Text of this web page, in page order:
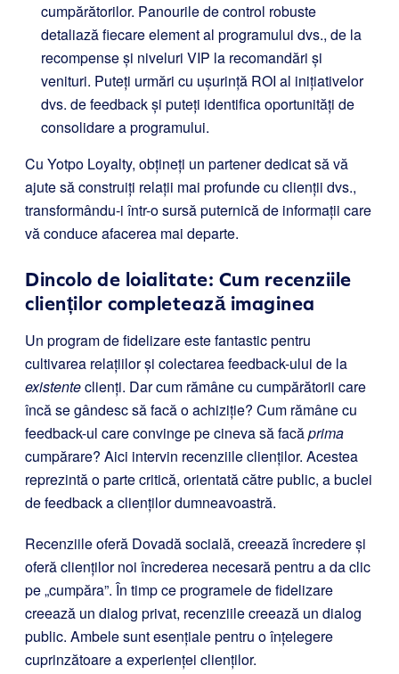
cumpărătorilor. Panourile de control robuste
detaliază fiecare element al programului dvs., de la
recompense și niveluri VIP la recomandări și
venituri. Puteți urmări cu ușurință ROI al inițiativelor
dvs. de feedback și puteți identifica oportunități de
consolidare a programului.
Cu Yotpo Loyalty, obțineți un partener dedicat să vă
ajute să construiți relații mai profunde cu clienții dvs.,
transformându-i într-o sursă puternică de informații care
vă conduce afacerea mai departe.
Dincolo de loialitate: Cum recenziile
clienților completează imaginea
Un program de fidelizare este fantastic pentru
cultivarea relațiilor și colectarea feedback-ului de la
existenteclienți. Dar cum rămâne cu cumpărătorii care
încă se gândesc să facă o achiziție? Cum rămâne cu
feedback-ul care convinge pe cineva să facăprima
cumpărare? Aici intervin recenziile clienților. Acestea
reprezintă o parte critică, orientată către public, a buclei
de feedback a clienților dumneavoastră.
Recenziile oferă Dovadă socială, creează încredere și
oferă clienților noi încrederea necesară pentru a da clic
pe „cumpăra”. În timp ce programele de fidelizare
creează un dialog privat, recenziile creează un dialog
public. Ambele sunt esențiale pentru o înțelegere
cuprinzătoare a experienței clienților.